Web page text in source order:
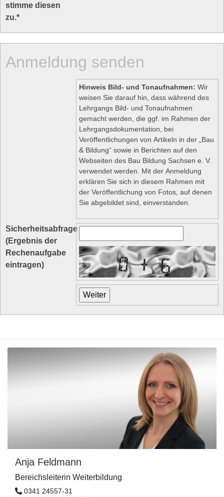
stimme diesen
zu.*
Anmeldung senden
Hinweis Bild- und Tonaufnahmen: Wir
weisen Sie darauf hin, dass während des
Lehrgangs Bild- und Tonaufnahmen
gemacht werden, die ggf. im Rahmen der
Lehrgangsdokumentation, bei
Veröffentlichungen von Artikeln in der „Bau
& Bildung“ sowie in Berichten auf den
Webseiten des Bau Bildung Sachsen e. V.
verwendet werden. Mit der Anmeldung
erklären Sie sich in diesem Rahmen mit
der Veröffentlichung von Fotos, auf denen
Sie abgebildet sind, einverstanden.
Sicherheitsabfrage
(Ergebnis der
Rechenaufgabe
eintragen)
Anja Feldmann
Bereichsleiterin Weiterbildung
0341 24557-31